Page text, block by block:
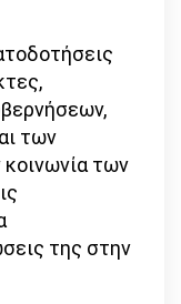
των
των
της στην